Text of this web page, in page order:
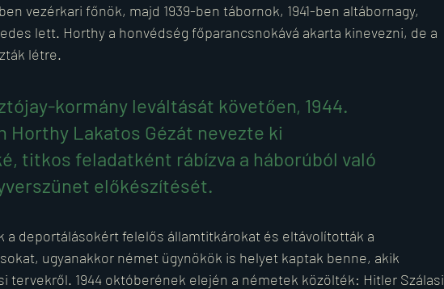
vezérkari főnök, majd 1939-ben tábornok, 1941-ben altábornagy,
lett. Horthy a honvédség főparancsnokává akarta kinevezni, de a
létre.
kormány leváltását követően, 1944.
Horthy Lakatos Gézát nevezte ki
titkos feladatként rábízva a háborúból való
előkészítését.
a deportálásokért felelős államtitkárokat és eltávolították a
ugyanakkor német ügynökök is helyet kaptak benne, akik
tervekről. 1944 októberének elején a németek közölték: Hitler Szálasi